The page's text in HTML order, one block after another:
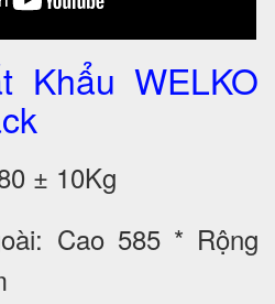
Khẩu WELKO
± 10Kg
Cao 585 * Rộng